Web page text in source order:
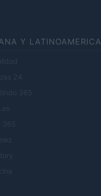
Y LATINOAMERICA
24
365
365